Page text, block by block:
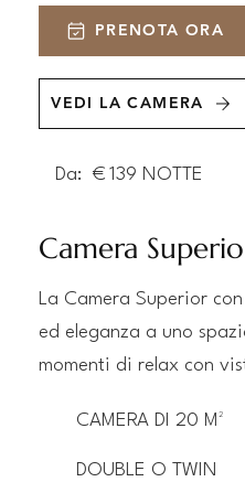
PRENOTA ORA
VEDI LA CAMERA
Camera
La Camera Superior
ed eleganza a uno
momenti di relax con
CAMERA DI 20 M²
DOUBLE O TWIN
Da: € 139 NOTTE